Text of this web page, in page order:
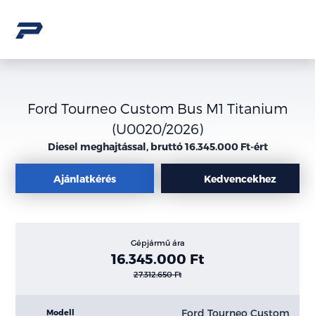
Ford Tourneo Custom Bus M1 Titanium
(U0020/2026)
Diesel meghajtással, bruttó 16.345.000 Ft-ért
Ajánlatkérés Kedvencekhez
Gépjármű ára
16.345.000 Ft
27.312.650 Ft
Modell Ford Tourneo Custom